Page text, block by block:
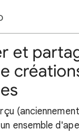
et
ensemble